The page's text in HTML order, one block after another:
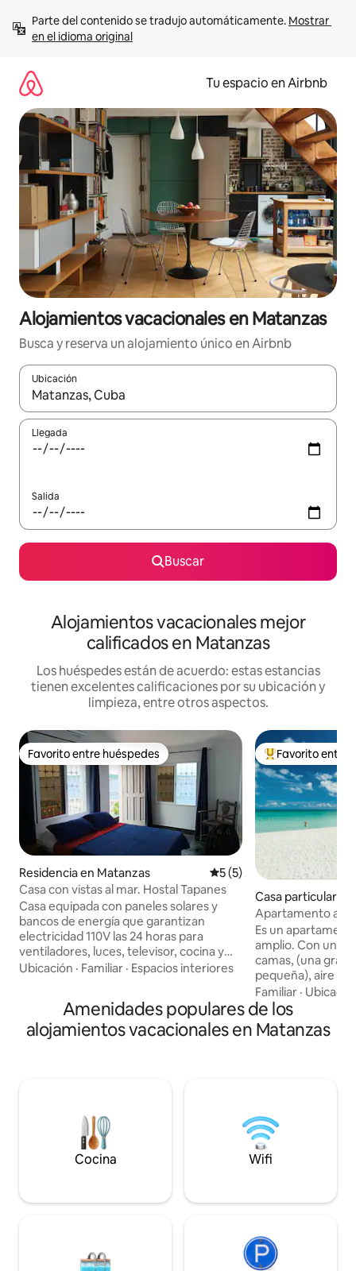
contenido
Parte del contenido se tradujo automáticamente. Mostrar
en el idioma original
Tu espacio en Airbnb
Alojamientos vacacionales en Matanzas
Busca y reserva un alojamiento único en Airbnb
Ubicación
Cuando los resultados estén disponibles, podrás navegar
Llegada
Salida
Buscar
Alojamientos vacacionales mejor
calificados en Matanzas
Los huéspedes están de acuerdo: estas estancias
tienen excelentes calificaciones por su ubicación y
limpieza, entre otros aspectos.
Favorito entre huéspedes
Favorito entre huéspedes
Residencia en Matanzas Calificación promedio: 5
5 (5)
Casa con vistas al mar. Hostal Tapanes
Casa equipada con paneles solares y
bancos de energía que garantizan
electricidad 110V las 24 horas para
ventiladores, luces, televisor, cocina y
refrigerador. Cuenta con agua fría y
la corriente estatal. ✨ Servicios
•Limpieza diaria ligera. •Cambio de
toallas y ropa de cama cada 3 días. 🌐
Ubicación · Familiar · Espacios interiores
De los mejores
Favorito entre
Casa particular
Apartamento a
Es un
amplio. Con un
camas, (una
pequeña), aire
fuerte, perchas
Un baño con agua fría y caliente; cocina
equipada con
de alimentos
sillas y un
Familiar ·
Amenidades populares de los
alojamientos vacacionales en Matanzas
Cocina Wifi